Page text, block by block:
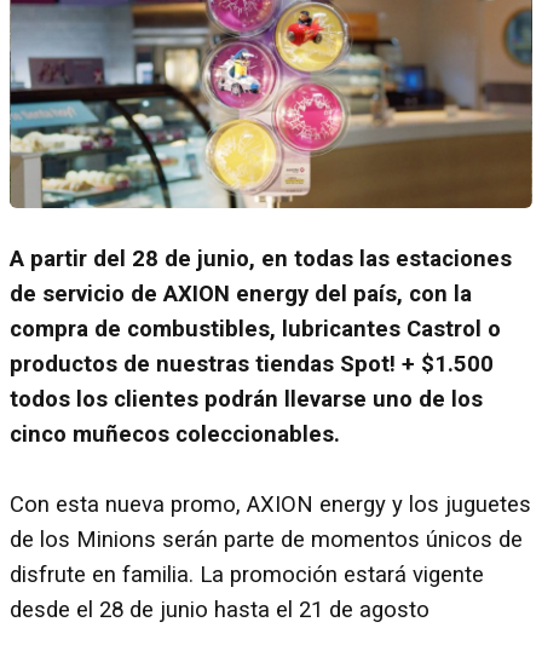
A partir del 28 de junio, en todas las estaciones
de servicio de AXION energy del país, con la
compra de combustibles, lubricantes Castrol o
productos de nuestras tiendas Spot! + $1.500
todos los clientes podrán llevarse uno de los
cinco muñecos coleccionables.
Con esta nueva promo, AXION energy y los juguetes
de los Minions serán parte de momentos únicos de
disfrute en familia. La promoción estará vigente
desde el 28 de junio hasta el 21 de agosto